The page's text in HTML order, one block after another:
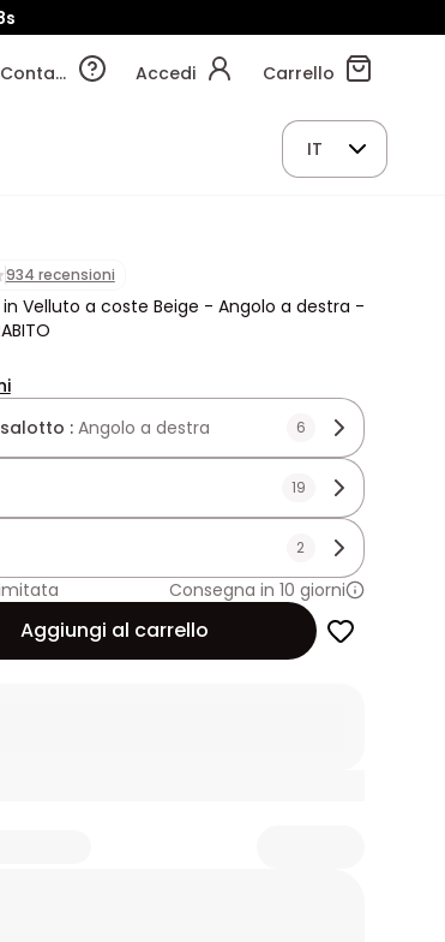
Aiuto e Contatti Accedi Carrello
IT
934 recensioni
Velluto a coste Beige - Angolo a destra -
: Angolo a destra 6
19
2
Consegna in 10 giorni
Aggiungi al carrello